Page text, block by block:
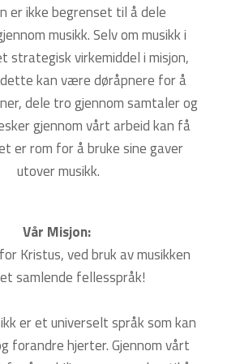
er ikke begrenset til å dele
musikk. Selv om musikk i
strategisk virkemiddel i misjon,
kan være døråpnere for å
dele tro gjennom samtaler og
gjennom vårt arbeid kan få
er rom for å bruke sine gaver
utover musikk.
Vår Misjon:
Kristus, ved bruk av musikken
samlende fellesspråk!
er et universelt språk som kan
forandre hjerter. Gjennom vårt